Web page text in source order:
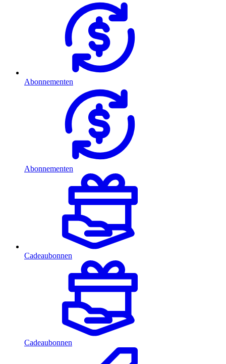
Abonnementen
Abonnementen
Cadeaubonnen
Cadeaubonnen